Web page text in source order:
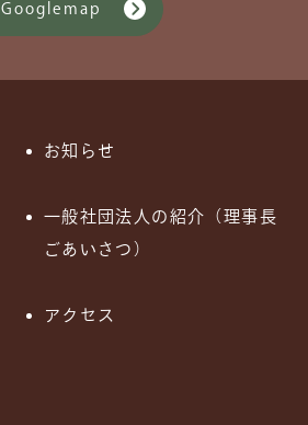
Googlemap
お知らせ
一般社団法人の紹介（理事長
ごあいさつ）
アクセス